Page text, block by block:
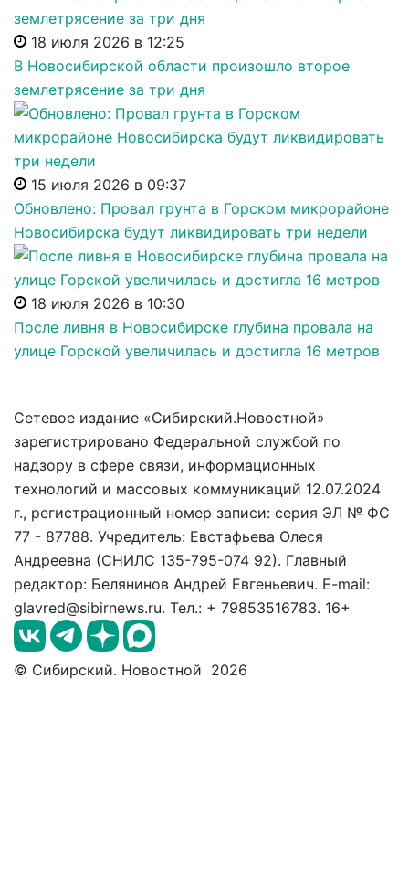
18 июля 2026 в 12:25
В Новосибирской области произошло второе
землетрясение за три дня
15 июля 2026 в 09:37
Обновлено: Провал грунта в Горском микрорайоне
Новосибирска будут ликвидировать три недели
18 июля 2026 в 10:30
После ливня в Новосибирске глубина провала на
улице Горской увеличилась и достигла 16 метров
Сетевое издание «Сибирский.Новостной»
зарегистрировано Федеральной службой по
надзору в сфере связи, информационных
технологий и массовых коммуникаций 12.07.2024
г., регистрационный номер записи: серия ЭЛ № ФС
77 - 87788. Учредитель: Евстафьева Олеся
Андреевна (СНИЛС 135-795-074 92). Главный
редактор: Белянинов Андрей Евгеньевич. E-mail:
glavred@sibirnews.ru. Тел.: + 79853516783. 16+
© Сибирский. Новостной 2026